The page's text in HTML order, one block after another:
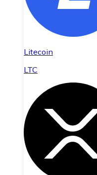
Litecoin
LTC